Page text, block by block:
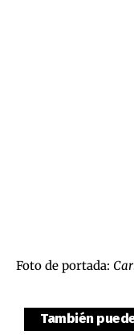
Foto de portada:
También